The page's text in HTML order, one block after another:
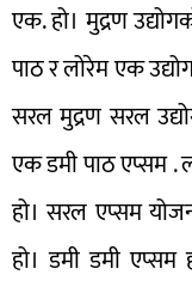
एक. हो। मुद्रण
पाठ र लोरेम एक
सरल मुद्रण सरल
एक डमी पाठ एप्सम .
हो। सरल एप्सम
हो। डमी डमी एप्सम